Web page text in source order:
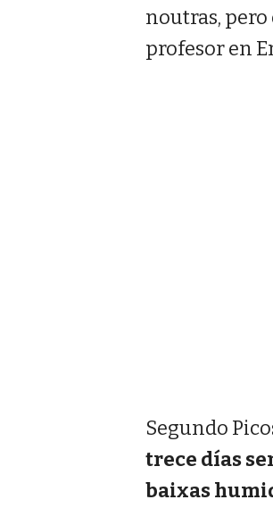
noutras, pero
profesor en
Segundo
trece días
baixas